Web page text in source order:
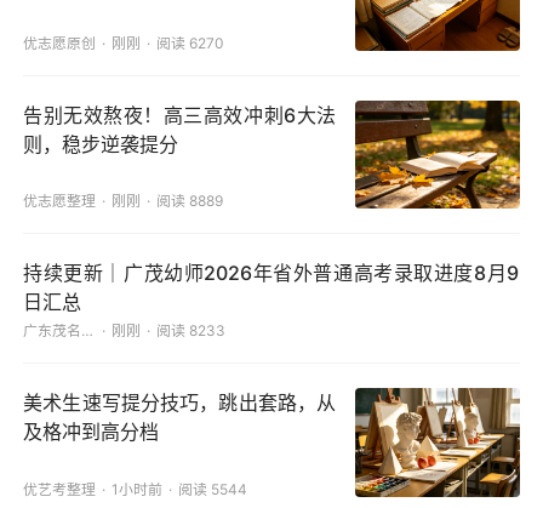
优志愿原创 刚刚 阅读 6270
告别无效熬夜！高三高效冲刺6大法
则，稳步逆袭提分
优志愿整理 刚刚 阅读 8889
持续更新｜广茂幼师2026年省外普通高考录取进度8月9
日汇总
广东茂名幼儿师范专科学校 刚刚 阅读 8233
美术生速写提分技巧，跳出套路，从
及格冲到高分档
优艺考整理 1小时前 阅读 5544